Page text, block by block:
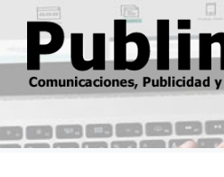
Saltar
contenido